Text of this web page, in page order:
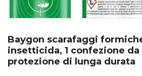
Baygon scarafaggi
insetticida, 1 confezione
protezione di lunga durata